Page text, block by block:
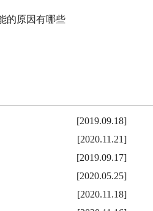
的原因有哪些
[2019.09.18]
[2020.11.21]
[2019.09.17]
[2020.05.25]
[2020.11.18]